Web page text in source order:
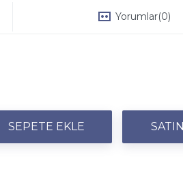
Yorumlar(0)